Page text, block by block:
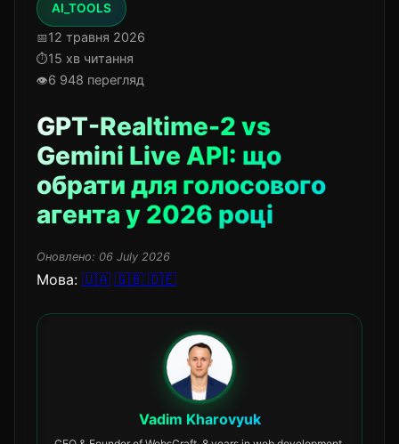
AI_TOOLS
12 травня 2026
15 хв читання
6 948 перегляд
GPT-Realtime-2 vs
Gemini Live API: що
обрати для голосового
агента у 2026 році
Оновлено: 06 July 2026
Мова: 🇺🇦 🇬🇧 🇩🇪
Vadim Kharovyuk